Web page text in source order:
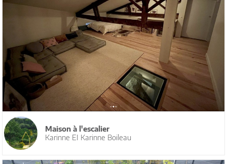
Maison à l'escalier
Karinne EI Karinne Boileau